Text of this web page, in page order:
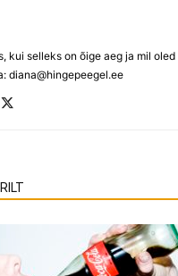
kui selleks on õige aeg ja mil
diana@hingepeegel.ee